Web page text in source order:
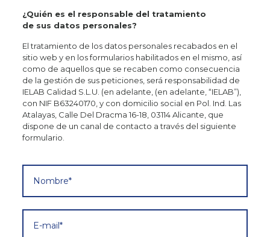
¿Quién es el responsable del tratamiento
de sus datos personales?
El tratamiento de los datos personales recabados en el
sitio web y en los formularios habilitados en el mismo, así
como de aquellos que se recaben como consecuencia
de la gestión de sus peticiones, será responsabilidad de
IELAB Calidad S.L.U. (en adelante, (en adelante, “IELAB”),
con NIF B63240170, y con domicilio social en Pol. Ind. Las
Atalayas, Calle Del Dracma 16-18, 03114 Alicante, que
dispone de un canal de contacto a través del siguiente
formulario.